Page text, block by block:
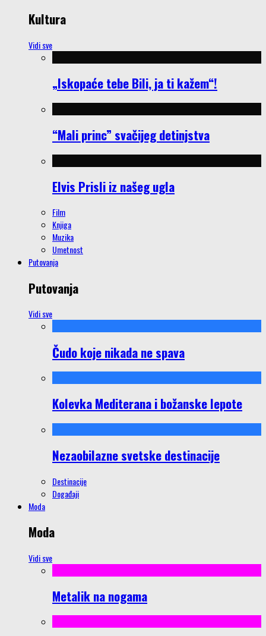
Kultura
Vidi sve
„Iskopaće tebe Bili, ja ti kažem“!
“Mali princ” svačijeg detinjstva
Elvis Prisli iz našeg ugla
Film
Knjiga
Muzika
Umetnost
Putovanja
Putovanja
Vidi sve
Čudo koje nikada ne spava
Kolevka Mediterana i božanske lepote
Nezaobilazne svetske destinacije
Destinacije
Događaji
Moda
Moda
Vidi sve
Metalik na nogama